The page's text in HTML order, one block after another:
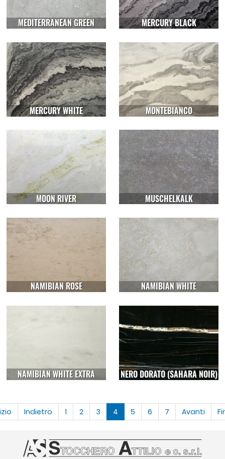
MEDITERRANEAN GREEN MERCURY BLACK
MERCURY WHITE MONTEBIANCO
MOON RIVER MUSCHELKALK
NAMIBIAN ROSE NAMIBIAN WHITE
NAMIBIAN WHITE EXTRA NERO DORATO (SAHARA NOIR)
Indietro 1 2 3 4 5 6 7 Avanti